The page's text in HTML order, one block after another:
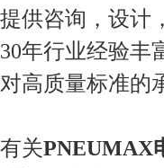
提供咨询，设计
30年行业经验丰
对高质量标准的
有关PNEUMAX